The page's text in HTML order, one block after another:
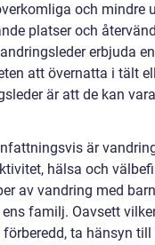
och mindre
platser och
erbjuda
att övernatta i tält
är att de kan
är
hälsa och
av vandring med
familj. Oavsett
förberedd, ta hänsyn